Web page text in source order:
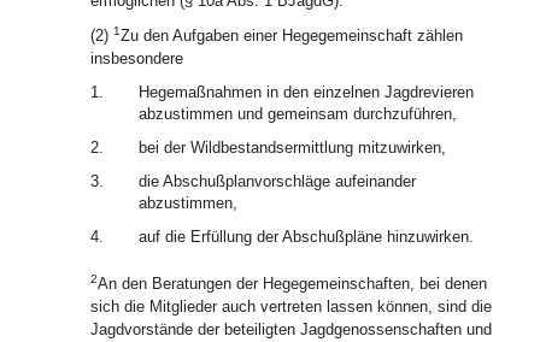
(2) 1Zu den Aufgaben einer Hegegemeinschaft zählen
insbesondere
1.
Hegemaßnahmen in den einzelnen Jagdrevieren
abzustimmen und gemeinsam durchzuführen,
2.
bei der Wildbestandsermittlung mitzuwirken,
3.
die Abschußplanvorschläge aufeinander
abzustimmen,
4.
auf die Erfüllung der Abschußpläne hinzuwirken.
2An den Beratungen der Hegegemeinschaften, bei denen
sich die Mitglieder auch vertreten lassen können, sind die
Jagdvorstände der beteiligten Jagdgenossenschaften und